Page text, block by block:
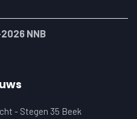
NNB
- Stegen 35 Beek